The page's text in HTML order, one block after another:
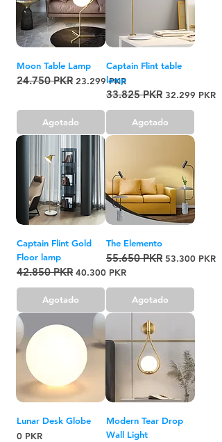
Moon Table Lamp
Precio
24.750 PKR Precio de oferta
23.299 PKR
Agotado
Captain Flint table
lamp
Precio
33.825 PKR Precio de
32.299 PKR
Agotado
Captain Flint Gold
Floor lamp
Precio
42.850 PKR Precio de oferta
40.300 PKR
Agotado
The Elemento
Precio
55.650 PKR Precio de
53.300 PKR
Agotado
Lunar Desk Globe
Precio
0 PKR
Modern Tear Drop
Wall Light